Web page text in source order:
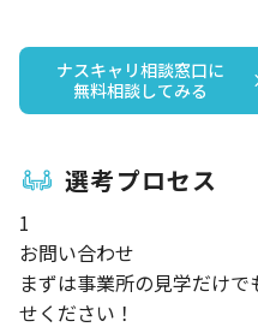
ナスキャリ相談窓口に
無料相談してみる
選考プロセス
1
お問い合わせ
まずは事業所の見学だけ
せください！